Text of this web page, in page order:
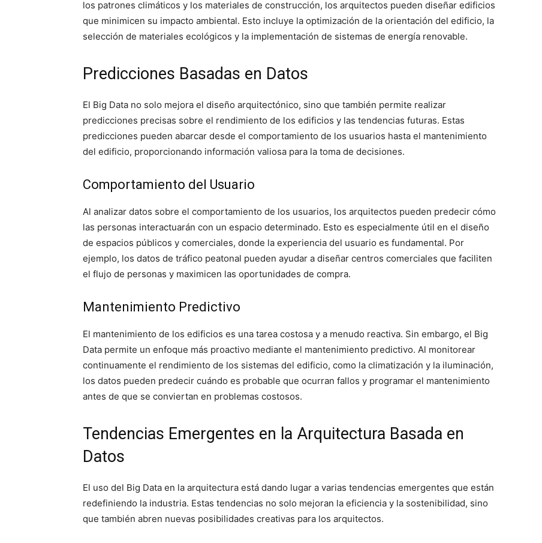
los patrones climáticos y los materiales de construcción, los arquitectos pueden diseñar edificios
que minimicen su impacto ambiental. Esto incluye la optimización de la orientación del edificio, la
selección de materiales ecológicos y la implementación de sistemas de energía renovable.
Predicciones Basadas en Datos
El Big Data no solo mejora el diseño arquitectónico, sino que también permite realizar
predicciones precisas sobre el rendimiento de los edificios y las tendencias futuras. Estas
predicciones pueden abarcar desde el comportamiento de los usuarios hasta el mantenimiento
del edificio, proporcionando información valiosa para la toma de decisiones.
Comportamiento del Usuario
Al analizar datos sobre el comportamiento de los usuarios, los arquitectos pueden predecir cómo
las personas interactuarán con un espacio determinado. Esto es especialmente útil en el diseño
de espacios públicos y comerciales, donde la experiencia del usuario es fundamental. Por
ejemplo, los datos de tráfico peatonal pueden ayudar a diseñar centros comerciales que faciliten
el flujo de personas y maximicen las oportunidades de compra.
Mantenimiento Predictivo
El mantenimiento de los edificios es una tarea costosa y a menudo reactiva. Sin embargo, el Big
Data permite un enfoque más proactivo mediante el mantenimiento predictivo. Al monitorear
continuamente el rendimiento de los sistemas del edificio, como la climatización y la iluminación,
los datos pueden predecir cuándo es probable que ocurran fallos y programar el mantenimiento
antes de que se conviertan en problemas costosos.
Tendencias Emergentes en la Arquitectura Basada en
Datos
El uso del Big Data en la arquitectura está dando lugar a varias tendencias emergentes que están
redefiniendo la industria. Estas tendencias no solo mejoran la eficiencia y la sostenibilidad, sino
que también abren nuevas posibilidades creativas para los arquitectos.